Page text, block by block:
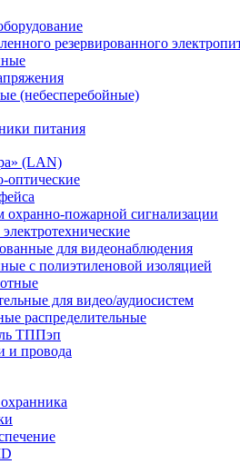
резервированного
(небесперебойные)
питания
(LAN)
оптические
охранно-пожарной сигнализации
для видеонаблюдения
с полиэтиленовой изоляцией
для видео/аудиосистем
распределительные
ТППэп
и провода